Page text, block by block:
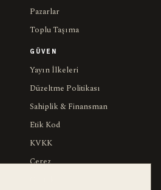
Pazarlar
Toplu Taşıma
GÜVEN
Yayın İlkeleri
Düzeltme Politikası
Sahiplik & Finansman
Etik Kod
KVKK
Çerez